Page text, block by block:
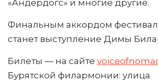
«Андердогс» и многие другие.
Финальным аккордом
станет выступление Димы
Билеты — на сайте
Бурятской филармонии: улица